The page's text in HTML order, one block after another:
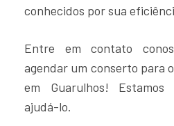
conhecidos por sua
Entre em contato
agendar um conserto para
em Guarulhos!
ajudá-lo.